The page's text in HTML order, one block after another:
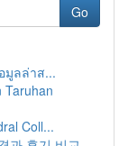
Go
มูลล่าส...
Taruhan
Coll...